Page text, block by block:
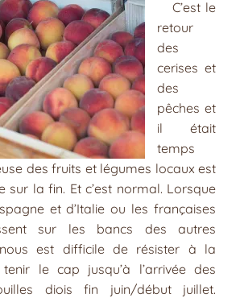
C’est le
retour
des
cerises et
des
pêches et
il était
temps
des fruits et légumes locaux est
sur la fin. Et c’est normal. Lorsque
et d’Italie ou les françaises
sur les bancs des autres
est difficile de résister à la
le cap jusqu’à l’arrivée des
diois fin juin/début juillet.